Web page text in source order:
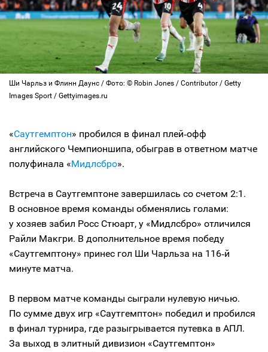
Ши Чарльз и Флинн Даунс / Фото: © Robin Jones / Contributor / Getty
Images Sport / Gettyimages.ru
«Саутгемптон» пробился в финал плей‑офф
английского Чемпионшипа, обыграв в ответном матче
полуфинала «Мидлсбро».
Встреча в Саутгемптоне завершилась со счетом 2:1.
В основное время команды обменялись голами:
у хозяев забил Росс Стюарт, у «Мидлсбро» отличился
Райли Макгри. В дополнительное время победу
«Саутгемптону» принес гол Ши Чарльза на 116‑й
минуте матча.
В первом матче команды сыграли нулевую ничью.
По сумме двух игр «Саутгемптон» победил и пробился
в финал турнира, где разыгрывается путевка в АПЛ.
За выход в элитный дивизион «Саутгемптон»